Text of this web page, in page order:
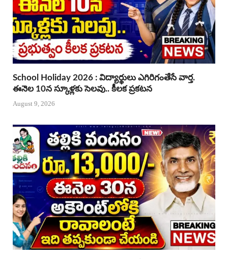
School Holiday 2026 : విద్యార్థులు ఎగిరిగంతేసే వార్త.
ఈనెల 10న స్కూళ్లకు సెలవు.. కీలక ప్రకటన
August 9, 2026